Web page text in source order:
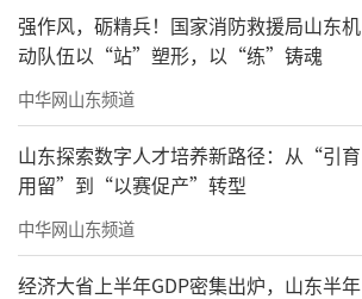
强作风，砺精兵！国家消防救援局山东机
动队伍以“站”塑形，以“练”铸魂
中华网山东频道
山东探索数字人才培养新路径：从“引育
用留”到“以赛促产”转型
中华网山东频道
经济大省上半年GDP密集出炉，山东半年